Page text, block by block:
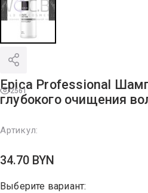
2561
Epica Professional
глубокого очищения
Артикул:
34.70 BYN
Выберите вариант: